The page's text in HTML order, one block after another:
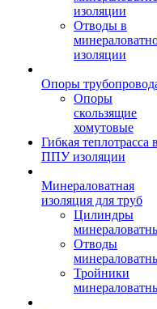
изоляции
Отводы в
изоляции
Опоры
Опоры
скользящие
хомутовые
Гибкая теплотрасса в
ППУ изоляции
Минераловатная
изоляция для труб
Цилиндры
Отводы
Тройники